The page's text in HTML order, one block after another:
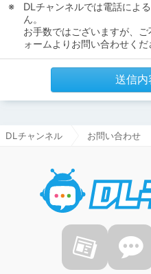
DLチャンネルでは電話によ
ん。
お手数ではございますが、
ォームよりお問い合わせくだ
送信内
DLチャンネル お問い合わせ